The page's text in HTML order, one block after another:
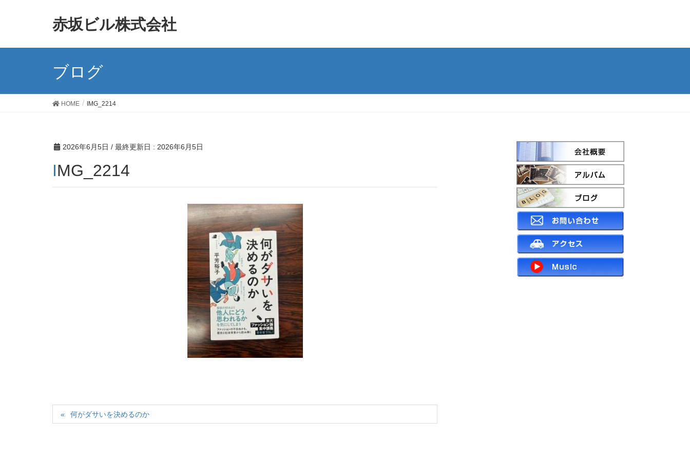
赤坂ビル株式会社
ブログ
HOME IMG_2214
2026年6月5日 / 最終更新日 : 2026年6月5日
IMG_2214
何がダサいを決めるのか